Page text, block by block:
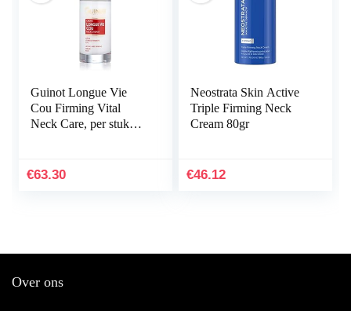
Guinot Longue Vie
Cou Firming Vital
Neck Care, per stuk
€63.30
Neostrata Skin Active
Triple Firming Neck
Cream 80gr
€46.12
Over ons